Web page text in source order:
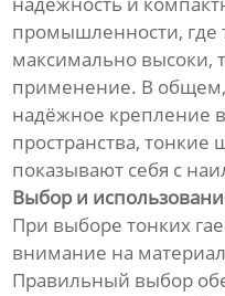
промышленности, где
максимально высоки,
применение. В общем,
надёжное крепление
пространства, тонкие
показывают себя с
Выбор и
При выборе тонких
внимание на
Правильный выбор